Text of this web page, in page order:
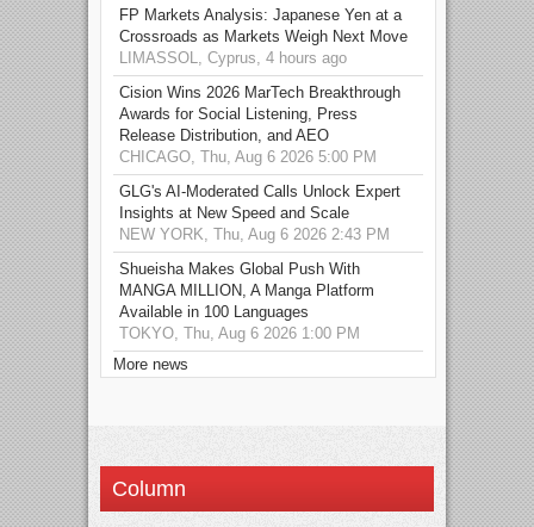
FP Markets Analysis: Japanese Yen at a
Crossroads as Markets Weigh Next Move
LIMASSOL, Cyprus, 4 hours ago
Cision Wins 2026 MarTech Breakthrough
Awards for Social Listening, Press
Release Distribution, and AEO
CHICAGO, Thu, Aug 6 2026 5:00 PM
GLG's AI-Moderated Calls Unlock Expert
Insights at New Speed and Scale
NEW YORK, Thu, Aug 6 2026 2:43 PM
Shueisha Makes Global Push With
MANGA MILLION, A Manga Platform
Available in 100 Languages
TOKYO, Thu, Aug 6 2026 1:00 PM
More news
Column